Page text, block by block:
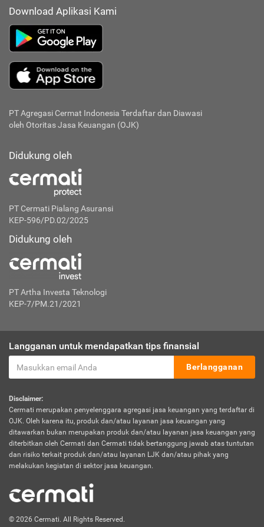
Download Aplikasi Kami
PT Agregasi Cermat Indonesia Terdaftar dan Diawasi
oleh Otoritas Jasa Keuangan (OJK)
Didukung oleh
PT Cermati Pialang Asuransi
KEP-596/PD.02/2025
Didukung oleh
PT Artha Investa Teknologi
KEP-7/PM.21/2021
Langganan untuk mendapatkan tips finansial
Berlangganan
Disclaimer:
Cermati merupakan penyelenggara agregasi jasa keuangan yang terdaftar di
OJK. Oleh karena itu, produk dan/atau layanan jasa keuangan yang
ditawarkan bukan merupakan produk dan/atau layanan jasa keuangan yang
diterbitkan oleh Cermati dan Cermati tidak bertanggung jawab atas tuntutan
dan risiko terkait produk dan/atau layanan LJK dan/atau pihak yang
melakukan kegiatan di sektor jasa keuangan.
© 2026 Cermati. All Rights Reserved.